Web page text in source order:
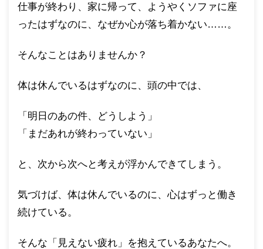
仕事が終わり、家に帰って、ようやくソファに座
ったはずなのに、なぜか心が落ち着かない……。
そんなことはありませんか？
体は休んでいるはずなのに、頭の中では、
「明日のあの件、どうしよう」
「まだあれが終わっていない」
と、次から次へと考えが浮かんできてしまう。
気づけば、体は休んでいるのに、心はずっと働き
続けている。
そんな「見えない疲れ」を抱えているあなたへ。